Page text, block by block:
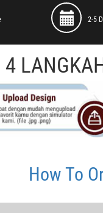
2-5
4
How To